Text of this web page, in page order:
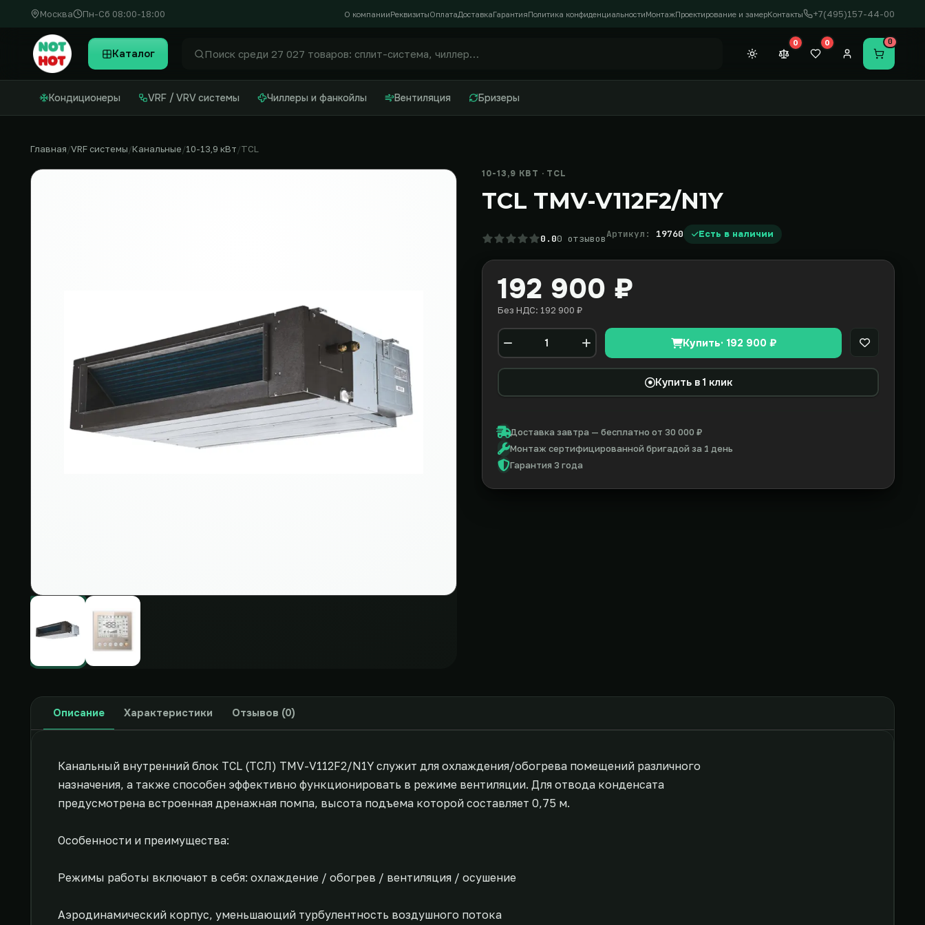
Москва Пн-Сб 08:00-18:00 О компанииРеквизитыОплатаДоставкаГарантияПолитика конфиденциальностиМонтажПроектирование и замерКонтакты +7(495)157-44-00
Каталог Найти Темная тема
0 0
Перейти
0
Кондиционеры VRF / VRV системы Чиллеры и фанкойлы Вентиляция Бризеры
Главная VRF системы Канальные 10-13,9 кВт TCL
10-13,9 КВТ · TCL
TCL TMV-V112F2/N1Y
0.00 отзывовАртикул: 19760 Есть в наличии
192 900 ₽
Без НДС: 192 900 ₽
Количество Купить· 192 900 ₽ В закладки
Купить в 1 клик
Доставка завтра — бесплатно от 30 000 ₽
Монтаж сертифицированной бригадой за 1 день
Гарантия 3 года
Описание Характеристики Отзывов (0)
Канальный внутренний блок TCL (ТСЛ) TMV-V112F2/N1Y служит для охлаждения/обогрева помещений различного
назначения, а также способен эффективно функционировать в режиме вентиляции. Для отвода конденсата
предусмотрена встроенная дренажная помпа, высота подъема которой составляет 0,75 м.
Особенности и преимущества:
Режимы работы включают в себя: охлаждение / обогрев / вентиляция / осушение
Аэродинамический корпус, уменьшающий турбулентность воздушного потока